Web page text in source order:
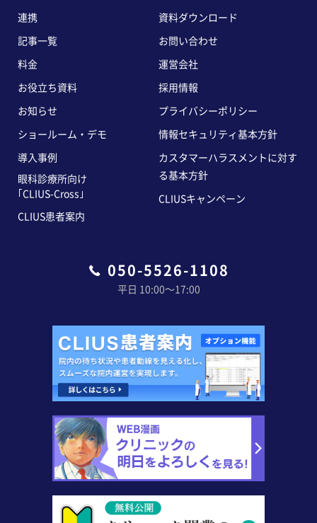
050-5526-1108
平日 10:00〜17:00
連携
記事一覧
料金
お役立ち資料
お知らせ
ショールーム・デモ
導入事例
眼科診療所向け
｢CLIUS-Cross｣
CLIUS患者案内
資料ダウンロード
お問い合わせ
運営会社
採用情報
プライバシーポリシー
情報セキュリティ基本方針
カスタマーハラスメントに対す
る基本方針
CLIUSキャンペーン